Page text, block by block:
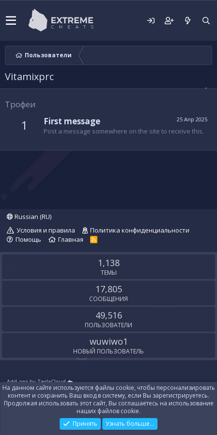
Пользователи
Vitamixprc
Трофеи
1 25 Апр 2025
First message
Post a message somewhere on the site to receive this.
Russian (RU)
Условия и правила
Политика конфиденциальности
Помощь
Главная
R
S
1,138
ТЕМЫ
17,805
СООБЩЕНИЯ
49,516
ПОЛЬЗОВАТЕЛИ
wuwiwo1
НОВЫЙ ПОЛЬЗОВАТЕЛЬ
Add-ons by TeslaCloud ☁️
Локализация отXenForo.Info
Контакты
На данном сайте используются файлы cookie, чтобы персонализировать
контент и сохранить Ваш вход в систему, если Вы зарегистрируетесь.
Продолжая использовать этот сайт, Вы соглашаетесь на использование
наших файлов cookie.
Принять
Узнать больше...